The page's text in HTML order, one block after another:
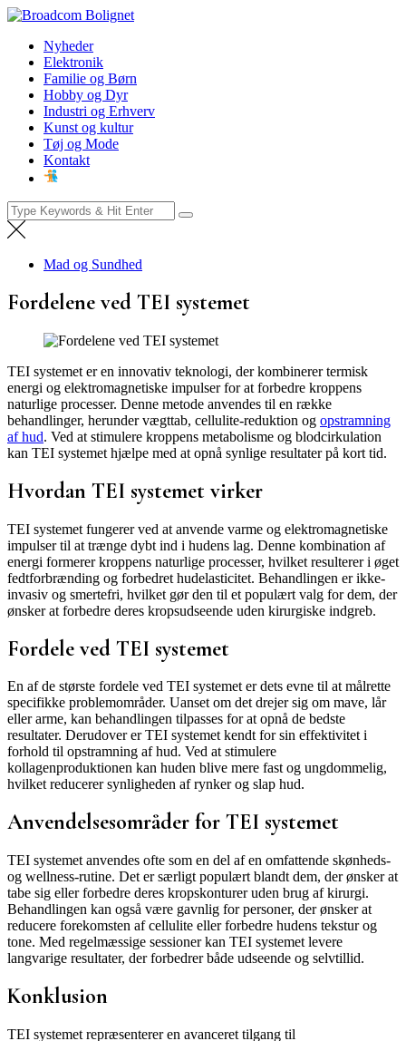
Skip
content
Broadcom Bolignet
NyhederNyheder
Elektronik
Familie og Børn
Hobby og Dyr
Industri og Erhverv
Kunst og kultur
Tøj og Mode
Kontakt
Search
for:
Mad og Sundhed
Fordelene ved TEI systemet
TEI systemet er en innovativ teknologi, der kombinerer termisk
energi og elektromagnetiske impulser for at forbedre kroppens
naturlige processer. Denne metode anvendes til en række
behandlinger, herunder vægttab, cellulite-reduktion og opstramning
af hud. Ved at stimulere kroppens metabolisme og blodcirkulation
kan TEI systemet hjælpe med at opnå synlige resultater på kort tid.
Hvordan TEI systemet virker
TEI systemet fungerer ved at anvende varme og elektromagnetiske
impulser til at trænge dybt ind i hudens lag. Denne kombination af
energi formerer kroppens naturlige processer, hvilket resulterer i øget
fedtforbrænding og forbedret hudelasticitet. Behandlingen er ikke-
invasiv og smertefri, hvilket gør den til et populært valg for dem, der
ønsker at forbedre deres kropsudseende uden kirurgiske indgreb.
Fordele ved TEI systemet
En af de største fordele ved TEI systemet er dets evne til at målrette
specifikke problemområder. Uanset om det drejer sig om mave, lår
eller arme, kan behandlingen tilpasses for at opnå de bedste
resultater. Derudover er TEI systemet kendt for sin effektivitet i
forhold til opstramning af hud. Ved at stimulere
kollagenproduktionen kan huden blive mere fast og ungdommelig,
hvilket reducerer synligheden af rynker og slap hud.
Anvendelsesområder for TEI systemet
TEI systemet anvendes ofte som en del af en omfattende skønheds-
og wellness-rutine. Det er særligt populært blandt dem, der ønsker at
tabe sig eller forbedre deres kropskonturer uden brug af kirurgi.
Behandlingen kan også være gavnlig for personer, der ønsker at
reducere forekomsten af cellulite eller forbedre hudens tekstur og
tone. Med regelmæssige sessioner kan TEI systemet levere
langvarige resultater, der forbedrer både udseende og selvtillid.
Konklusion
TEI systemet repræsenterer en avanceret tilgang til